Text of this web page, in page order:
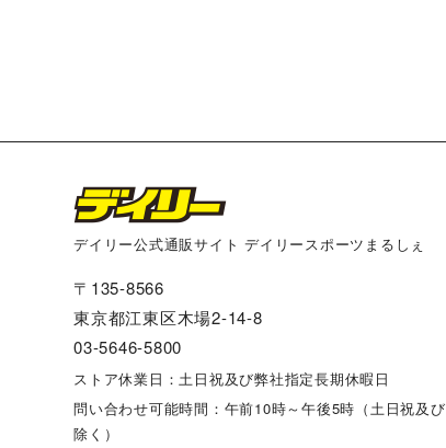
デイリー公式通販サイト デイリースポーツまるしぇ
〒135-8566
東京都江東区木場2-14-8
03-5646-5800
ストア休業日：土日祝及び弊社指定長期休暇日
問い合わせ可能時間：午前10時～午後5時（土日祝及
除く）